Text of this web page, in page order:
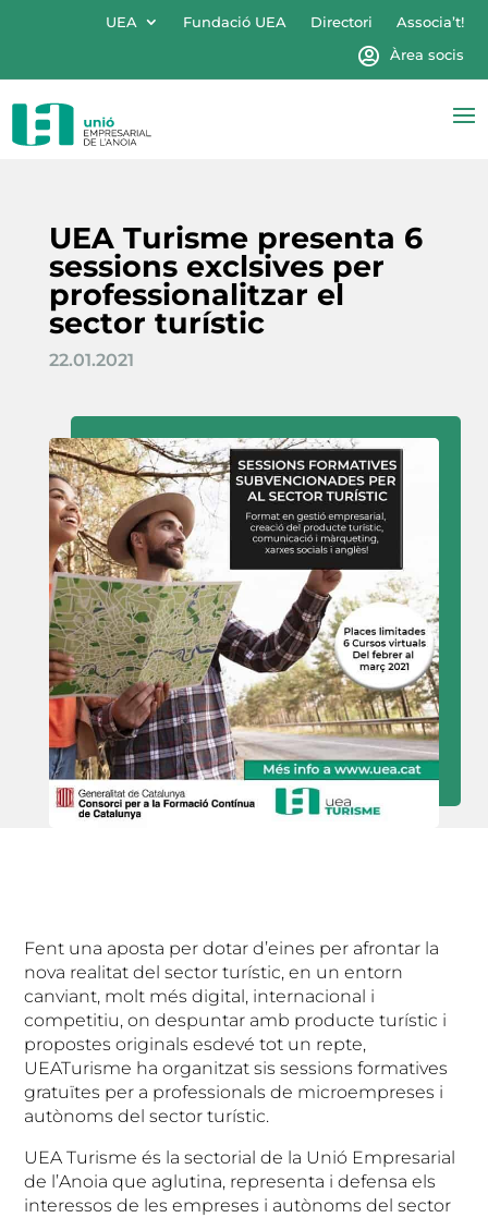
UEA Fundació UEA Directori
Associa’t!
Àrea socis
UEA Turisme presenta 6
sessions exclsives per
professionalitzar el
sector turístic
22.01.2021
Fent una aposta per dotar d’eines per afrontar la
nova realitat del sector turístic, en un entorn
canviant, molt més digital, internacional i
competitiu, on despuntar amb producte turístic i
propostes originals esdevé tot un repte,
UEATurisme ha organitzat sis sessions formatives
gratuïtes per a professionals de microempreses i
autònoms del sector turístic.
UEA Turisme és la sectorial de la Unió Empresarial
de l’Anoia que aglutina, representa i defensa els
interessos de les empreses i autònoms del sector